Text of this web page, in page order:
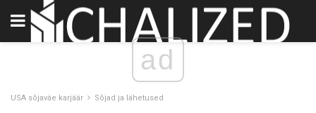
ad
USA sõjaväe karjäär Sõjad ja lähetused